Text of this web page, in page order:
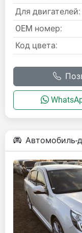
Для двигателей:
OEM номер:
Код цвета:
Автомобиль-